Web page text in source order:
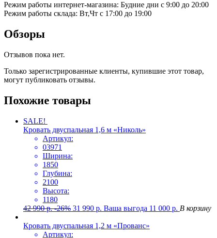
Режим работы интернет-магазина: Будние дни с 9:00 до 20:00
Режим работы склада: Вт,Чт с 17:00 до 19:00
Обзоры
Отзывов пока нет.
Только зарегистрированные клиенты, купившие этот товар,
могут публиковать отзывы.
Похожие товары
SALE!
Кровать двуспальная 1,6 м «Николь»
Артикул:
03971
Ширина:
1850
Глубина:
2100
Высота:
1180
42 990р. -26% 31 990 р. Ваша выгода 11 000 р. В корзину
Кровать двуспальная 1,2 м «Прованс»
Артикул: